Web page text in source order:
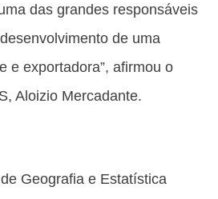
das grandes responsáveis
de uma
e exportadora”, afirmou o
Aloizio Mercadante.
Geografia e Estatística